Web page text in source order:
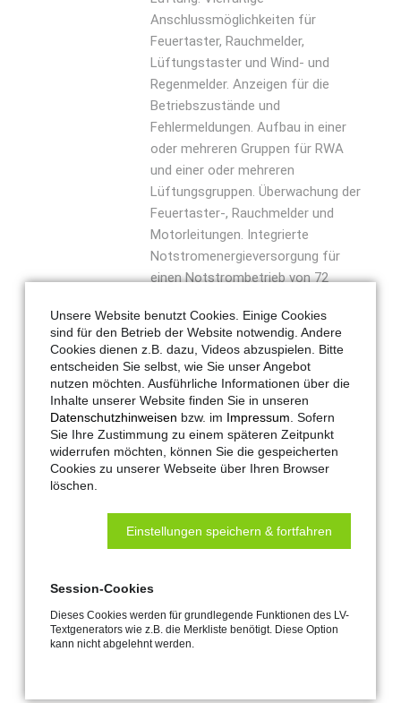
Anschlussmöglichkeiten für
Feuertaster, Rauchmelder,
Lüftungstaster und Wind- und
Regenmelder. Anzeigen für die
Betriebszustände und
Fehlermeldungen. Aufbau in einer
oder mehreren Gruppen für RWA
und einer oder mehreren
Lüftungsgruppen. Überwachung der
Feuertaster-, Rauchmelder und
Motorleitungen. Integrierte
Notstromenergieversorgung für
einen Notstrombetrieb von 72
gemäß den Normen prEN 12101-9
für die Steuereinrichtung und EN
12101-10 für die Energieversorgung.
Aufbau in 3 Brandgruppen und 3
Lüftungsgruppen. Nicht geeignet für
Rauch- und Wärmeabzugsanlagen
gemäß Industriebaurichtlinie,
Versammlungsstättenverordnung
Natürlichen Rauch- und
Wärmeabzugsgeräten (NRWG) nach
Menge
Unsere Website benutzt Cookies. Einige Cookies
sind für den Betrieb der Website notwendig. Andere
Cookies dienen z.B. dazu, Videos abzuspielen. Bitte
entscheiden Sie selbst, wie Sie unser Angebot
nutzen möchten. Ausführliche Informationen über die
Inhalte unserer Website finden Sie in unseren
Datenschutzhinweisen bzw. im Impressum . Sofern
Sie Ihre Zustimmung zu einem späteren Zeitpunkt
widerrufen möchten, können Sie die gespeicherten
Cookies zu unserer Webseite über Ihren Browser
löschen.
Einstellungen speichern & fortfahren
Session-Cookies
Dieses Cookies werden für grundlegende Funktionen des LV-
Textgenerators wie z.B. die Merkliste benötigt. Diese Option
kann nicht abgelehnt werden.